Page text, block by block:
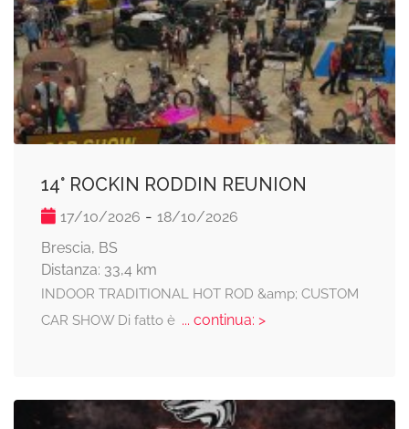
14° ROCKIN RODDIN REUNION
17/10/2026 - 18/10/2026
Brescia, BS
Distanza: 33,4 km
INDOOR TRADITIONAL HOT ROD &amp; CUSTOM
CAR SHOW Di fatto è... continua: >